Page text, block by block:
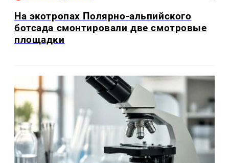
На экотропах Полярно-альпийского
ботсада смонтировали две смотровые
площадки